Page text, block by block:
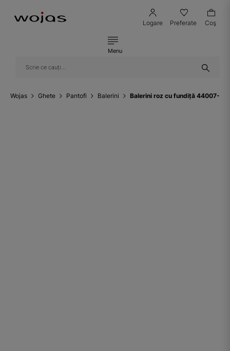
Logare Preferate Coş
Menu
Wojas Ghete Pantofi Balerini Balerini roz cu fundiță 44007-54